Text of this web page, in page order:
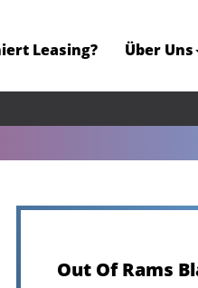
Leasing? Über Uns
Out Of Rams